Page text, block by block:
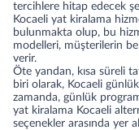
tercihlere hitap edecek
Kocaeli yat kiralama
bulunmakta olup, bu
modelleri, müşterilerin
verir.
Öte yandan, kısa süreli
biri olarak, Kocaeli
zamanda, günlük
yat kiralama Kocaeli
seçenekler arasında yer